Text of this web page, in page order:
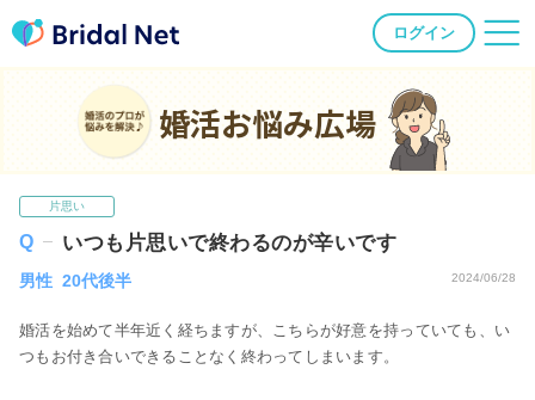
ログイン
婚活お悩み広場
片思い
いつも片思いで終わるのが辛いです
男性 20代後半 2024/06/28
婚活を始めて半年近く経ちますが、こちらが好意を持っていても、い
つもお付き合いできることなく終わってしまいます。